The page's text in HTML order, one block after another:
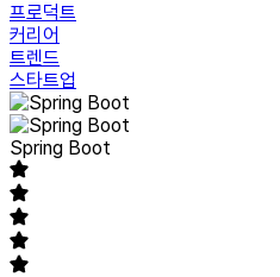
프로덕트
커리어
트렌드
스타트업
Spring Boot